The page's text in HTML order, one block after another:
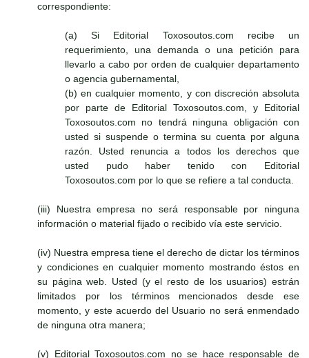
correspondiente:
(a) Si Editorial Toxosoutos.com recibe un
requerimiento, una demanda o una petición para
llevarlo a cabo por orden de cualquier departamento
o agencia gubernamental,
(b) en cualquier momento, y con discreción absoluta
por parte de Editorial Toxosoutos.com, y Editorial
Toxosoutos.com no tendrá ninguna obligación con
usted si suspende o termina su cuenta por alguna
razón. Usted renuncia a todos los derechos que
usted pudo haber tenido con Editorial
Toxosoutos.com por lo que se refiere a tal conducta.
(iii) Nuestra empresa no será responsable por ninguna
información o material fijado o recibido vía este servicio.
(iv) Nuestra empresa tiene el derecho de dictar los términos
y condiciones en cualquier momento mostrando éstos en
su página web. Usted (y el resto de los usuarios) estrán
limitados por los términos mencionados desde ese
momento, y este acuerdo del Usuario no será enmendado
de ninguna otra manera;
(v) Editorial Toxosoutos.com no se hace responsable de